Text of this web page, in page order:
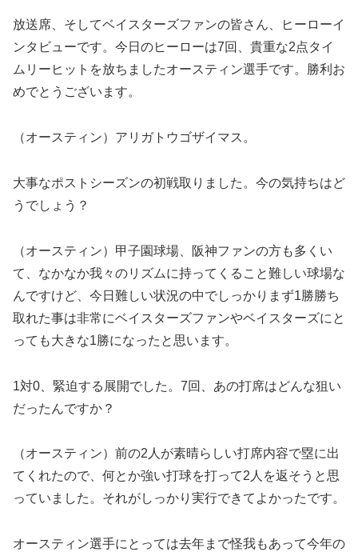
放送席、そしてベイスターズファンの皆さん、ヒーローイ
ンタビューです。今日のヒーローは7回、貴重な2点タイ
ムリーヒットを放ちましたオースティン選手です。勝利お
めでとうございます。
（オースティン）アリガトウゴザイマス。
大事なポストシーズンの初戦取りました。今の気持ちはど
うでしょう？
（オースティン）甲子園球場、阪神ファンの方も多くい
て、なかなか我々のリズムに持ってくること難しい球場な
んですけど、今日難しい状況の中でしっかりまず1勝勝ち
取れた事は非常にベイスターズファンやベイスターズにと
っても大きな1勝になったと思います。
1対0、緊迫する展開でした。7回、あの打席はどんな狙い
だったんですか？
（オースティン）前の2人が素晴らしい打席内容で塁に出
てくれたので、何とか強い打球を打って2人を返そうと思
っていました。それがしっかり実行できてよかったです。
オースティン選手にとっては去年まで怪我もあって今年の